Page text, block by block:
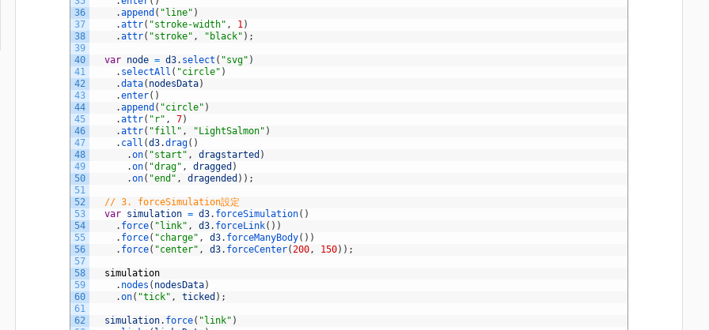
36
37
38
39
40
41
42
43
44
45
46
47
48
49
50
51
52
53
54
55
56
57
58
59
60
61
62
.append ( "line" )
.attr( "stroke-width" , 1 )
.attr( "stroke" , "black" ) ;
var node = d3. select ( "svg" )
. selectAll ( "circle" )
.data( nodesData)
.enter( )
.append ( "circle" )
.attr( "r" , 7)
.attr( "fill" , "LightSalmon" )
. call (d3.drag( )
.on( "start" , dragstarted )
.on( "drag" , dragged )
.on( "end" , dragended ) ) ;
// 3. forceSimulation設定
var simulation = d3. forceSimulation( )
. force( "link" , d3. forceLink( ) )
. force( "charge" , d3. forceManyBody( ) )
. force( "center" , d3. forceCenter( 200 , 150) ) ;
simulation
. nodes ( nodesData)
.on( "tick" , ticked ) ;
simulation. force( "link" )